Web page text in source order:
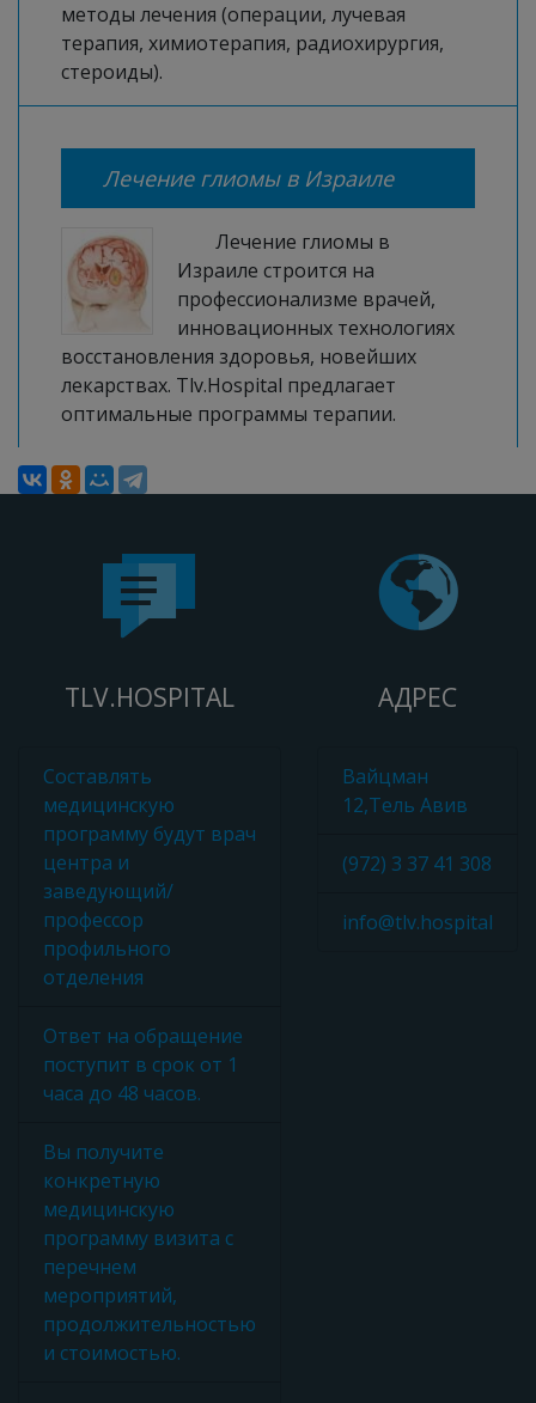
методы лечения (операции, лучевая
терапия, химиотерапия, радиохирургия,
стероиды).
Лечение глиомы в Израиле
Лечение глиомы в
Израиле строится на
профессионализме врачей,
инновационных технологиях
восстановления здоровья, новейших
лекарствах. Tlv.Hospital предлагает
оптимальные программы терапии.
TLV.HOSPITAL
Составлять
медицинскую
программу будут врач
центра и
заведующий/
профессор
профильного
отделения
Ответ на обращение
поступит в срок от 1
часа до 48 часов.
Вы получите
конкретную
медицинскую
программу визита с
перечнем
мероприятий,
продолжительностью
и стоимостью.
АДРЕС
Вайцман
12,Тель Авив
(972) 3 37 41 308
info@tlv.hospital